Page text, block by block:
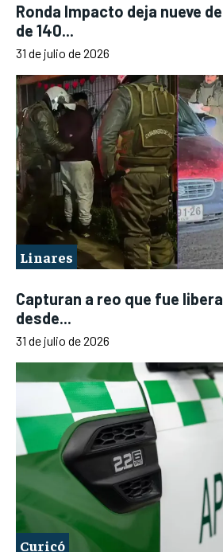
Ronda Impacto deja nueve
de 140...
31 de julio de 2026
Linares
Capturan a reo que fue
desde...
31 de julio de 2026
Curicó